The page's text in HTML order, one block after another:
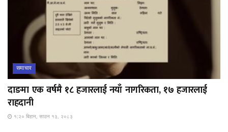
समाचार
दाङमा एक वर्षमै १८ हजारलाई नयाँ नागरिकता, १७ हजारलाई
राहदानी
१:२० बिहान, साउन १३, २०८३